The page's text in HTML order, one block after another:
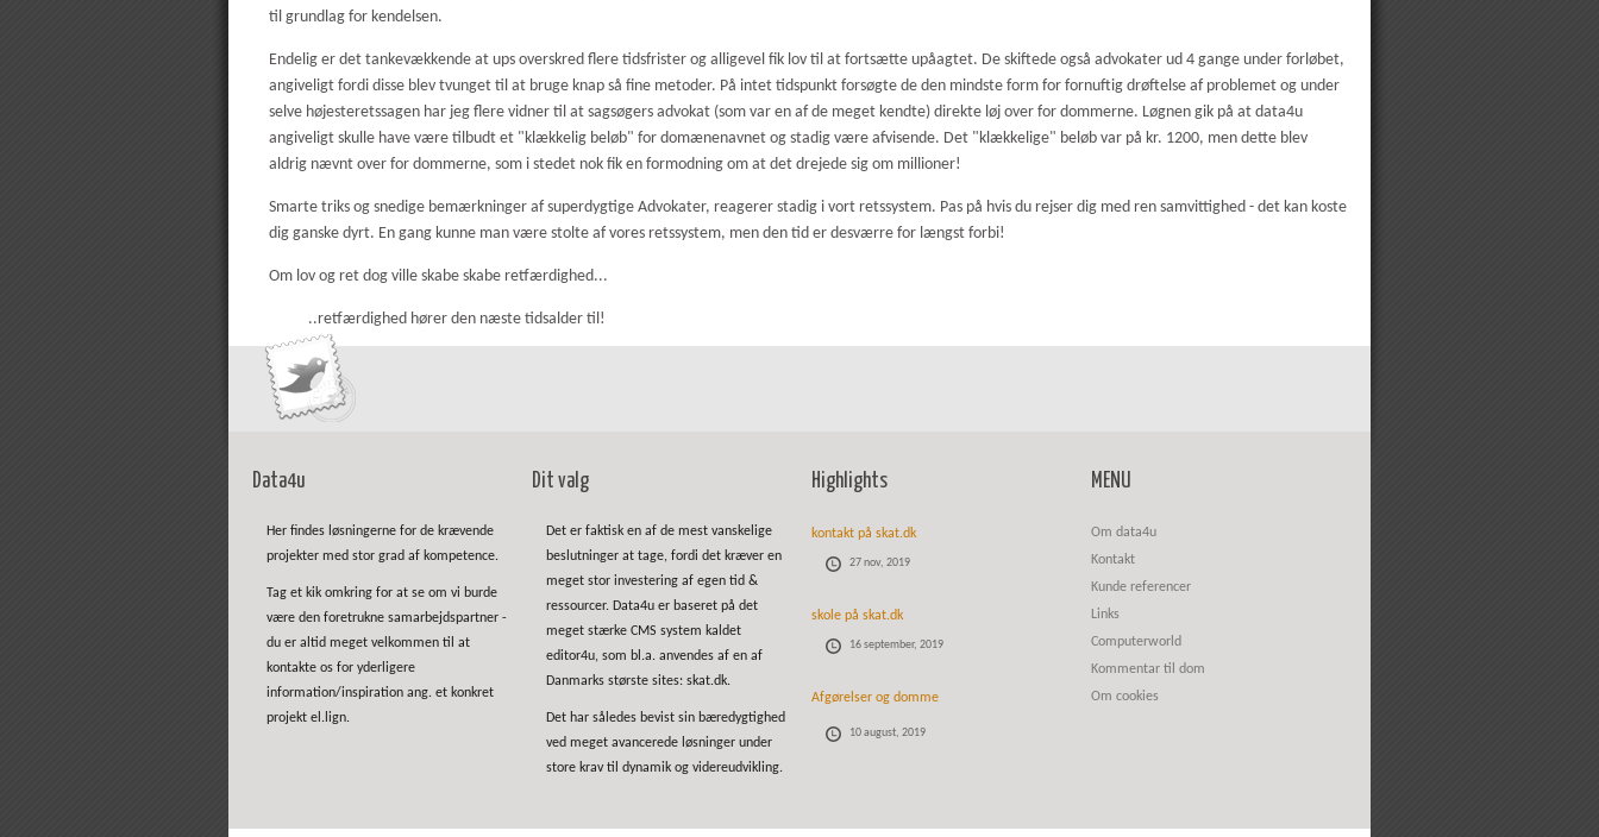
til grundlag for kendelsen.
Endelig er det tankevækkende at ups overskred flere tidsfrister og alligevel fik lov til at fortsætte upåagtet. De skiftede også advokater ud 4 gange under forløbet,
angiveligt fordi disse blev tvunget til at bruge knap så fine metoder. På intet tidspunkt forsøgte de den mindste form for fornuftig drøftelse af problemet og under
selve højesteretssagen har jeg flere vidner til at sagsøgers advokat (som var en af de meget kendte) direkte løj over for dommerne. Løgnen gik på at data4u
angiveligt skulle have være tilbudt et "klækkelig beløb" for domænenavnet og stadig være afvisende. Det "klækkelige" beløb var på kr. 1200, men dette blev
aldrig nævnt over for dommerne, som i stedet nok fik en formodning om at det drejede sig om millioner!
Smarte triks og snedige bemærkninger af superdygtige Advokater, reagerer stadig i vort retssystem. Pas på hvis du rejser dig med ren samvittighed - det kan koste
dig ganske dyrt. En gang kunne man være stolte af vores retssystem, men den tid er desværre for længst forbi!
Om lov og ret dog ville skabe skabe retfærdighed...
..retfærdighed hører den næste tidsalder til!
Data4u
Her findes løsningerne for de krævende
projekter med stor grad af kompetence.
Tag et kik omkring for at se om vi burde
være den foretrukne samarbejdspartner -
du er altid meget velkommen til at
kontakte os for yderligere
information/inspiration ang. et konkret
projekt el.lign.
Dit valg
Det er faktisk en af de mest vanskelige
beslutninger at tage, fordi det kræver en
meget stor investering af egen tid &
ressourcer. Data4u er baseret på det
meget stærke CMS system kaldet
editor4u, som bl.a. anvendes af en af
Danmarks største sites: skat.dk.
Det har således bevist sin bæredygtighed
ved meget avancerede løsninger under
store krav til dynamik og videreudvikling.
Highlights
kontakt på skat.dk
27 nov, 2019
skole på skat.dk
16 september, 2019
Afgørelser og domme
10 august, 2019
MENU
Om data4u
Kontakt
Kunde referencer
Links
Computerworld
Kommentar til dom
Om cookies